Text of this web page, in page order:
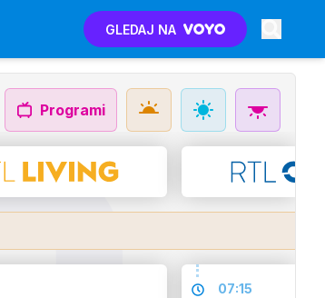
GLEDAJ NA
NED
9. 8.
PON UTO
11. 8.
Programi
07:15